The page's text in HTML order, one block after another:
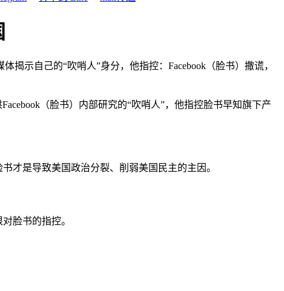
揭示自己的“吹哨人”身分，他指控：Facebook（脸书）撒谎，
（脸书）内部研究的“吹哨人”，他指控脸书早知旗下产
才是导致美国政治分裂、削弱美国民主的主因。
脸书的指控。